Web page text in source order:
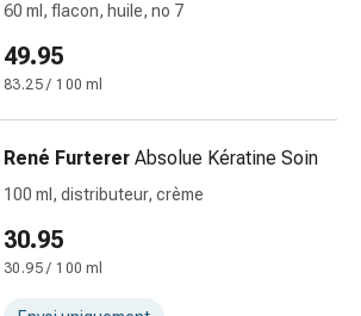
60 ml, flacon, huile, no 7
49.95
83.25 / 100 ml
René Furterer Absolue Kératine Soin
100 ml, distributeur, crème
30.95
30.95 / 100 ml